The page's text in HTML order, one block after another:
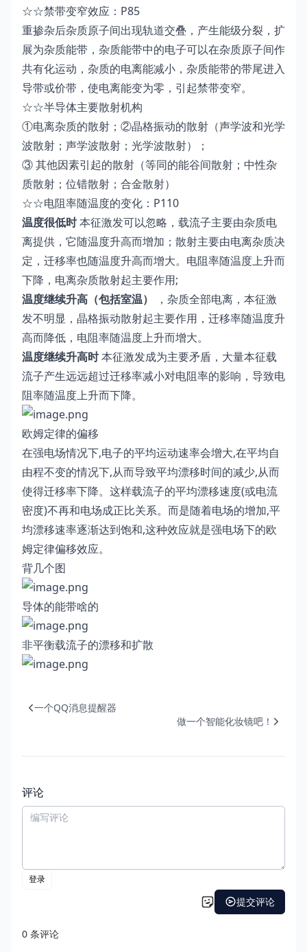
☆☆禁带变窄效应：P85
重掺杂后杂质原子间出现轨道交叠，产生能级分裂，扩
展为杂质能带，杂质能带中的电子可以在杂质原子间作
共有化运动，杂质的电离能减小，杂质能带的带尾进入
导带或价带，使电离能变为零，引起禁带变窄。
☆☆半导体主要散射机构
①电离杂质的散射；②晶格振动的散射（声学波和光学
波散射；声学波散射；光学波散射）；
③ 其他因素引起的散射（等同的能谷间散射；中性杂
质散射；位错散射；合金散射）
☆☆电阻率随温度的变化：P110
温度很低时本征激发可以忽略，载流子主要由杂质电
离提供，它随温度升高而增加；散射主要由电离杂质决
定，迁移率也随温度升高而增大。电阻率随温度上升而
下降，电离杂质散射起主要作用;
温度继续升高（包括室温）
，杂质全部电离，本征激
发不明显，晶格振动散射起主要作用，迁移率随温度升
高而降低，电阻率随温度上升而增大。
温度继续升高时本征激发成为主要矛盾，大量本征载
流子产生远远超过迁移率减小对电阻率的影响，导致电
阻率随温度上升而下降。
欧姆定律的偏移
在强电场情况下,电子的平均运动速率会增大,在平均自
由程不变的情况下,从而导致平均漂移时间的减少,从而
使得迁移率下降。这样载流子的平均漂移速度(或电流
密度)不再和电场成正比关系。而是随着电场的增加,平
均漂移速率逐渐达到饱和,这种效应就是强电场下的欧
姆定律偏移效应。
背几个图
导体的能带啥的
非平衡载流子的漂移和扩散
一个QQ消息提醒器
做一个智能化妆镜吧！
评论